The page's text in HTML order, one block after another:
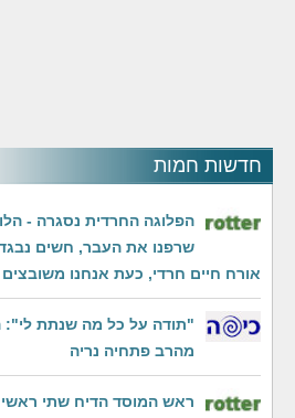
חדשות חמות
הפלוגה החרדית נסגרה -
שרפנו את העבר, חשים
אורח חיים חרדי, כעת אנחנו
"תודה על כל מה שנתת לי":
מהרב פתחיה נריה
ראש המוסד הדיח שתי